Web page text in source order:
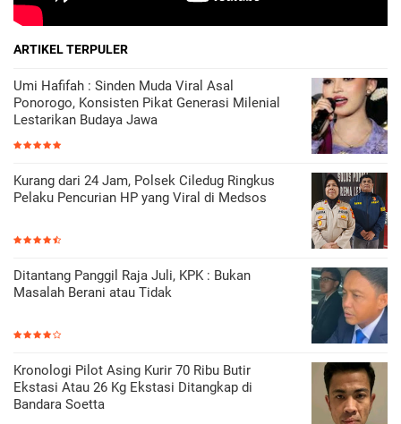
ARTIKEL TERPULER
Umi Hafifah : Sinden Muda Viral Asal
Ponorogo, Konsisten Pikat Generasi Milenial
Lestarikan Budaya Jawa
Kurang dari 24 Jam, Polsek Ciledug Ringkus
Pelaku Pencurian HP yang Viral di Medsos
Ditantang Panggil Raja Juli, KPK : Bukan
Masalah Berani atau Tidak
Kronologi Pilot Asing Kurir 70 Ribu Butir
Ekstasi Atau 26 Kg Ekstasi Ditangkap di
Bandara Soetta